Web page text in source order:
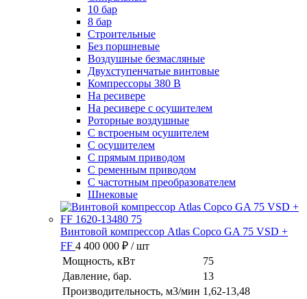
10 бар
8 бар
Cтроительные
Без поршневые
Воздушные безмасляные
Двухступенчатые винтовые
Компрессоры 380 В
На ресивере
На ресивере с осушителем
Роторные воздушные
С встроеным осушителем
С осушителем
С прямым приводом
С ременным приводом
С частотным преобразователем
Шнековые
Винтовой компрессор Atlas Copco GA 75 VSD +
FF 4 400 000 ₽ / шт
Мощность, кВт
75
Давление, бар.
13
Производительность, м3/мин 1,62-13,48